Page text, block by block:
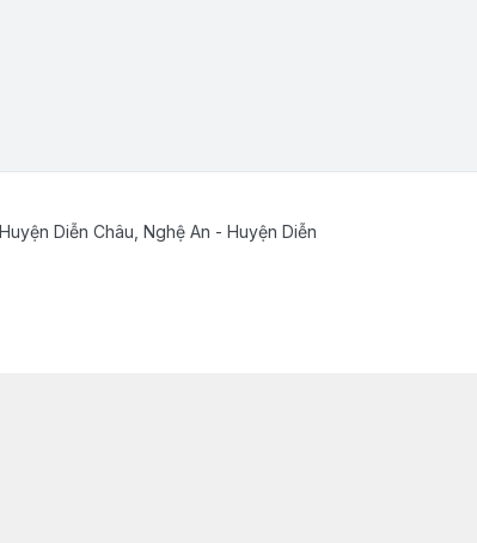
Diễn Châu, Nghệ An - Huyện Diễn